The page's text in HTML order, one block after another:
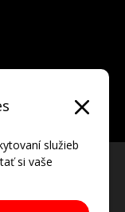
služieb
si vaše